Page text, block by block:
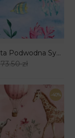
Fototapeta Podwodna Symfonia
73.50 zł
-40%